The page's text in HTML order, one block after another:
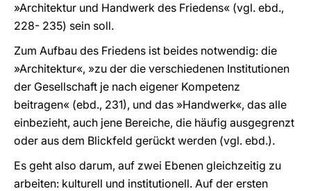
»Architektur und Handwerk des Friedens« (vgl. ebd.,
228- 235) sein soll.
Zum Aufbau des Friedens ist beides notwendig: die
»Architektur«, »zu der die verschiedenen Institutionen
der Gesellschaft je nach eigener Kompetenz
beitragen« (ebd., 231), und das »Handwerk«, das alle
einbezieht, auch jene Bereiche, die häufig ausgegrenzt
oder aus dem Blickfeld gerückt werden (vgl. ebd.).
Es geht also darum, auf zwei Ebenen gleichzeitig zu
arbeiten: kulturell und institutionell. Auf der ersten